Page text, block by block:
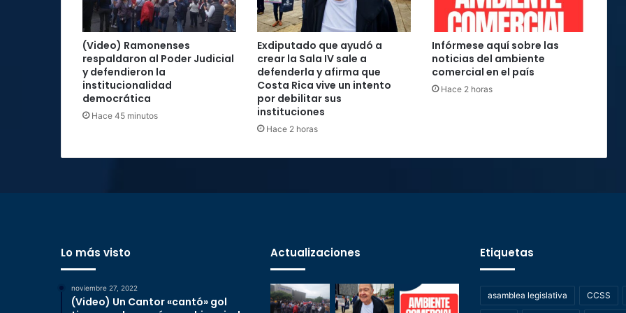
(Video) Ramonenses
respaldaron al Poder Judicial
y defendieron la
institucionalidad
democrática
Hace 45 minutos
Exdiputado que ayudó a
crear la Sala IV sale a
defenderla y afirma que
Costa Rica vive un intento
por debilitar sus
instituciones
Hace 2 horas
Infórmese aquí sobre las
noticias del ambiente
comercial en el país
Hace 2 horas
Lo más visto
noviembre 27, 2022
(Video) Un Cantor «cantó» gol
Actualizaciones Etiquetas
asamblea legislativa CCSS